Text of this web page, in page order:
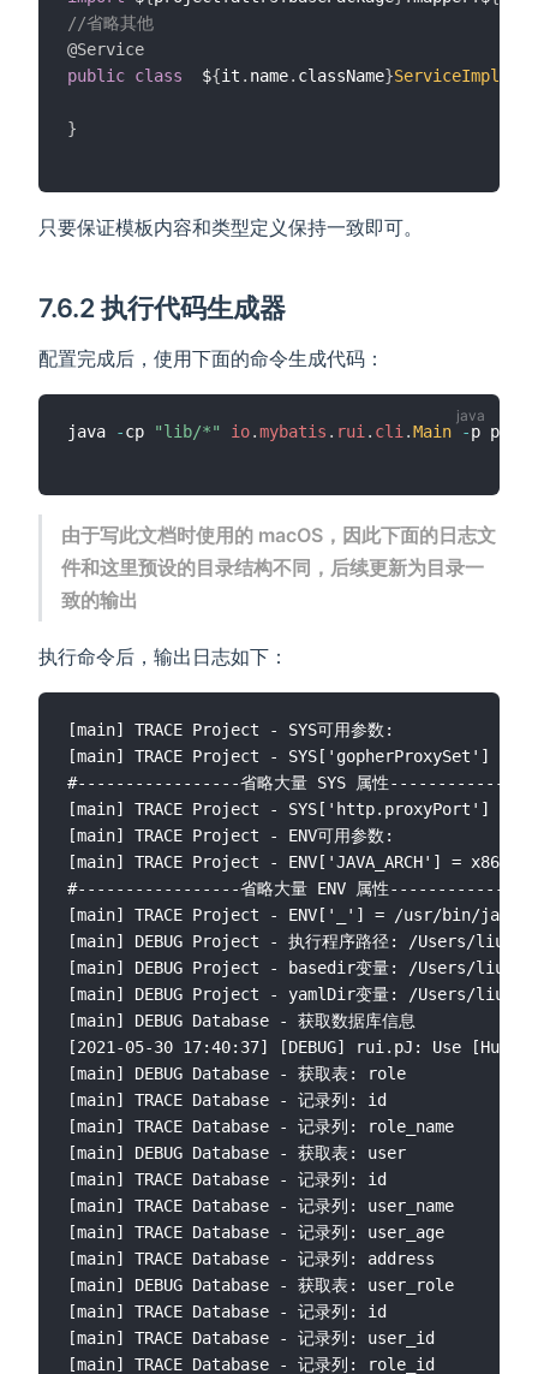
//省略其他
@Service
public class
  $
{it . name. className}ServiceImpl
}
只要保证模板内容和类型定义保持一致即可。
7.6.2 执行代码生成器
配置完成后，使用下面的命令生成代码：
java -cp "lib/*" io.mybatis . rui . cli .Main -p
由于写此文档时使用的 macOS，因此下面的日志文
件和这里预设的目录结构不同，后续更新为目录一
致的输出
执行命令后，输出日志如下：
[main] TRACE Project - SYS可用参数:
[main] TRACE Project - SYS['gopherProxySet'] =
#-----------------省略大量 SYS 属性
[main] TRACE Project - SYS['http.proxyPort'] =
[main] TRACE Project - ENV可用参数:
[main] TRACE Project - ENV['JAVA_ARCH'] = x86_64
#-----------------省略大量 ENV 属性
[main] TRACE Project - ENV['_'] = /usr/bin/java
[main] DEBUG Project - 执行程序路径: /Users/
[main] DEBUG Project - basedir变量: /Users/liuzh/
[main] DEBUG Project - yamlDir变量: /Users/
[main] DEBUG Database - 获取数据库信息
[2021-05-30 17:40:37] [DEBUG] rui.pJ: Use
[main] DEBUG Database - 获取表: role
[main] TRACE Database - 记录列: id
[main] TRACE Database - 记录列: role_name
[main] DEBUG Database - 获取表: user
[main] TRACE Database - 记录列: id
[main] TRACE Database - 记录列: user_name
[main] TRACE Database - 记录列: user_age
[main] TRACE Database - 记录列: address
[main] DEBUG Database - 获取表: user_role
[main] TRACE Database - 记录列: id
[main] TRACE Database - 记录列: user_id
[main] TRACE Database - 记录列: role_id